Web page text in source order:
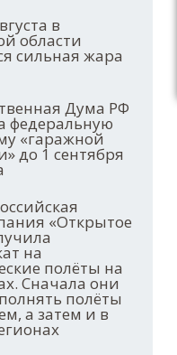
в
области
сильная жара
Дума РФ
федеральную
«гаражной
до 1 сентября
«Открытое
на
полёты на
Сначала они
полёты
а затем и в